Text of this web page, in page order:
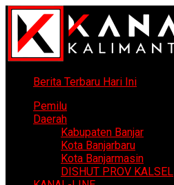
Berita Terbaru Hari Ini
Pemilu
Daerah
Kabupaten Banjar
Kota Banjarbaru
Kota Banjarmasin
DISHUT PROV KALSEL